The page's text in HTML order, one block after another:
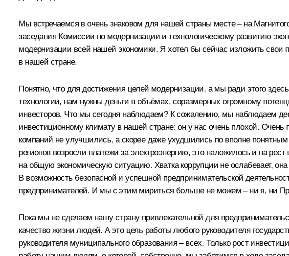
Мы встречаемся в очень знаковом для нашей страны месте – на
заседания Комиссии по модернизации и технологическому развитию
модернизации всей нашей экономики. Я хотел бы сейчас изложить
в нашей стране.
Понятно, что для достижения целей модернизации, а мы ради этого
технологии, нам нужны деньги в объёмах, соразмерных огромному
инвесторов. Что мы сегодня наблюдаем? К сожалению, мы наблюдаем
инвестиционному климату в нашей стране: он у нас очень плохой.
компаний не улучшились, а скорее даже ухудшились по вполне
регионов возросли платежи за электроэнергию, это наложилось и на
на общую экономическую ситуацию. Хватка коррупции не ослабевает,
В возможность безопасной и успешной предпринимательской
предпринимателей. И мы с этим мириться больше не можем – ни я, ни
Пока мы не сделаем нашу страну привлекательной для
качество жизни людей. А это цель работы любого руководителя
руководителя муниципального образования – всех. Только рост